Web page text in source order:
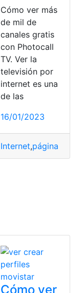
Cómo ver más
de mil de
canales gratis
con Photocall
TV. Ver la
televisión por
internet es una
de las
16/01/2023
Internet,página web
Cómo ver